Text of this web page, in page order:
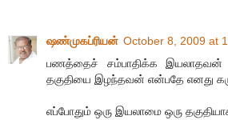
ஷண்முகப்ரியன் October 8, 2009 at
பணத்தைச் சம்பாதிக்க இயலாதவன்
தகுதியை இழந்தவன் என்பதே எனது
எப்போதும் ஒரு இயலாமை ஒரு தகுதியாகி